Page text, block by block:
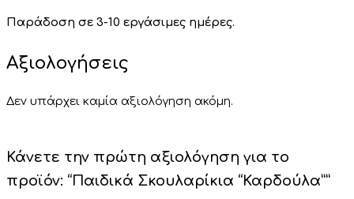
Παράδοση σε 3-10 εργάσιμες ημέρες.
Αξιολογήσεις
Δεν υπάρχει καμία αξιολόγηση ακόμη.
Κάνετε την πρώτη αξιολόγηση για το
προϊόν: “Παιδικά Σκουλαρίκια “Καρδούλα””